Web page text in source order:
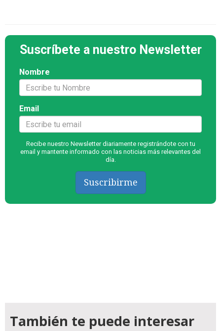
Suscríbete a nuestro Newsletter
Nombre
Email
Recibe nuestro Newsletter diariamente registrándote con tu
email y mantente informado con las noticias más relevantes del
día.
Suscribirme
También te puede interesar